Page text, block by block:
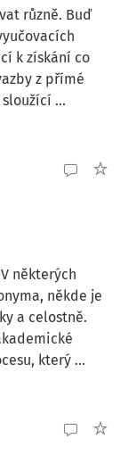
různě. Buď
k získání co
z přímé
...
některých
někde je
a celostně.
který ...